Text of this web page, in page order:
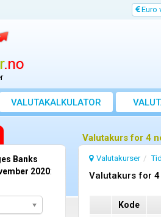
Euro
VALUTAKALKULATOR
Valutakurs for 4
Valutakurser
Valutakurs for
Kode
Banks
2020: